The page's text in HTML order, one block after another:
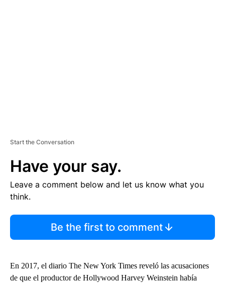
Start the Conversation
Have your say.
Leave a comment below and let us know what you
think.
Be the first to comment
En 2017, el diario The New York Times reveló las acusaciones
de que el productor de Hollywood Harvey Weinstein había